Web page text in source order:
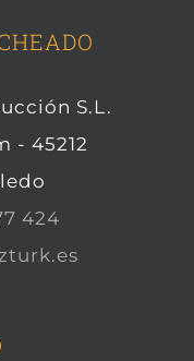
S.L.
- 45212
424